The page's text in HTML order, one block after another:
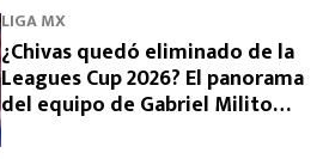
LIGA MX
¿Chivas quedó eliminado de la
Leagues Cup 2026? El panorama
del equipo de Gabriel Milito